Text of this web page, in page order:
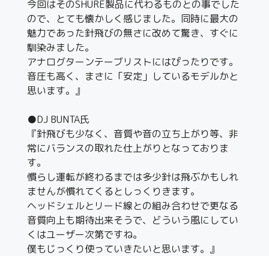
今回はそのSHURE製品に代わるものとの事でした
ので、とても懐かしく感じました。同時に最大の
魅力であった針飛びの無さに改めて驚き、すぐに
馴染みました。
アナログターンテーブリストにはぴったりです。
音圧も高く、まさに「安定」しているモデルかと
思います。』
●DJ BUNTA氏
『針飛びも少なく、音質や音の立ち上がり等、非
常にバランスの取れた仕上がりとなっておりま
す。
慣らし運転が終わるまでは多少針は飛ぶかもしれ
ませんが慣れてくるとしっくりきます。
ヘッドシェルとリード線との組み合わせで更なる
音質向上も期待出来そうで、どういう風にしてい
くはユーザー次第ですね。
僕もじっくり使っていきたいと思います。』